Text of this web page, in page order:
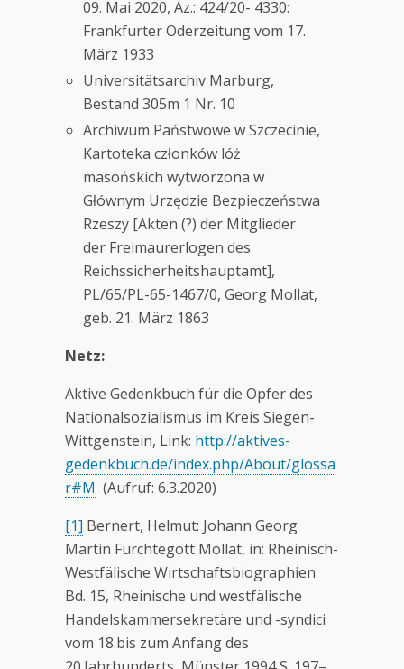
09. Mai 2020, Az.: 424/20- 4330:
Frankfurter Oderzeitung vom 17.
März 1933
Universitätsarchiv Marburg,
Bestand 305m 1 Nr. 10
Archiwum Państwowe w Szczecinie,
Kartoteka członków lóż
masońskich wytworzona w
Głównym Urzędzie Bezpieczeństwa
Rzeszy [Akten (?) der Mitglieder
der Freimaurerlogen des
Reichssicherheitshauptamt],
PL/65/PL-65-1467/0, Georg Mollat,
geb. 21. März 1863
Netz:
Aktive Gedenkbuch für die Opfer des
Nationalsozialismus im Kreis Siegen-
Wittgenstein, Link: http://aktives-
gedenkbuch.de/index.php/About/glossa
r#M (Aufruf: 6.3.2020)
[1] Bernert, Helmut: Johann Georg
Martin Fürchtegott Mollat, in: Rheinisch-
Westfälische Wirtschaftsbiographien
Bd. 15, Rheinische und westfälische
Handelskammersekretäre und -syndici
vom 18.bis zum Anfang des